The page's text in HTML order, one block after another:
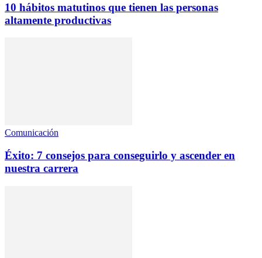
10 hábitos matutinos que tienen las personas
altamente productivas
Comunicación
Éxito: 7 consejos para conseguirlo y ascender en
nuestra carrera